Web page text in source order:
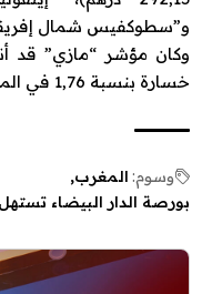
و”سطوكفيس شمال إفريقيا” (-4,11% /
وكان مؤشر “مازي” قد
خسارة بنسبة 1,76 في المائة.
وسوم: المغرب
بورصة الدار البيضاء تستهل